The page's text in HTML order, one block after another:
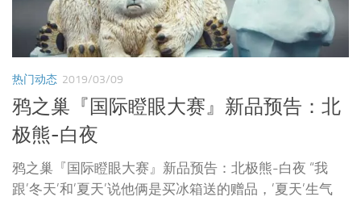
热门动态 2019/03/09
鸦之巢『国际瞪眼大赛』新品预告：北
极熊-白夜
鸦之巢『国际瞪眼大赛』新品预告：北极熊-白夜 “我
跟’冬天’和’夏天’说他俩是买冰箱送的赠品，’夏天’生气